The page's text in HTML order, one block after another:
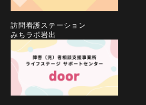
訪問看護ステーション
みちラボ岩出